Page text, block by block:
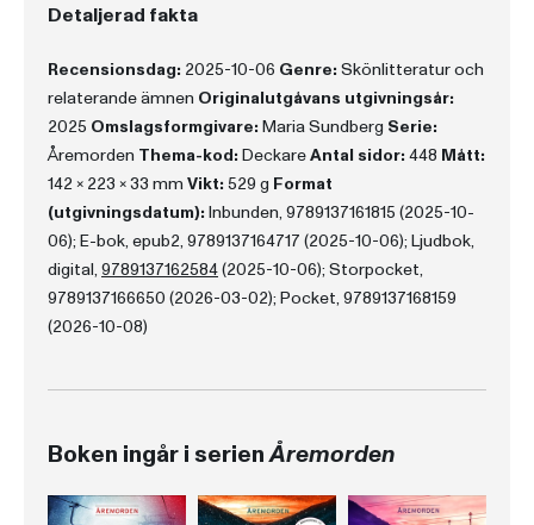
Detaljerad fakta
Recensionsdag: 2025-10-06 Genre: Skönlitteratur och
relaterande ämnen Originalutgåvans utgivningsår:
2025 Omslagsformgivare: Maria Sundberg Serie:
Åremorden Thema-kod: DeckareAntal sidor: 448 Mått:
142 x 223 x 33 mm Vikt: 529 g Format
(utgivningsdatum): Inbunden, 9789137161815 (2025-10-
06); E-bok, epub2, 9789137164717 (2025-10-06); Ljudbok,
digital, 9789137162584(2025-10-06); Storpocket,
9789137166650 (2026-03-02); Pocket, 9789137168159
(2026-10-08)
Boken ingår i serienÅremorden